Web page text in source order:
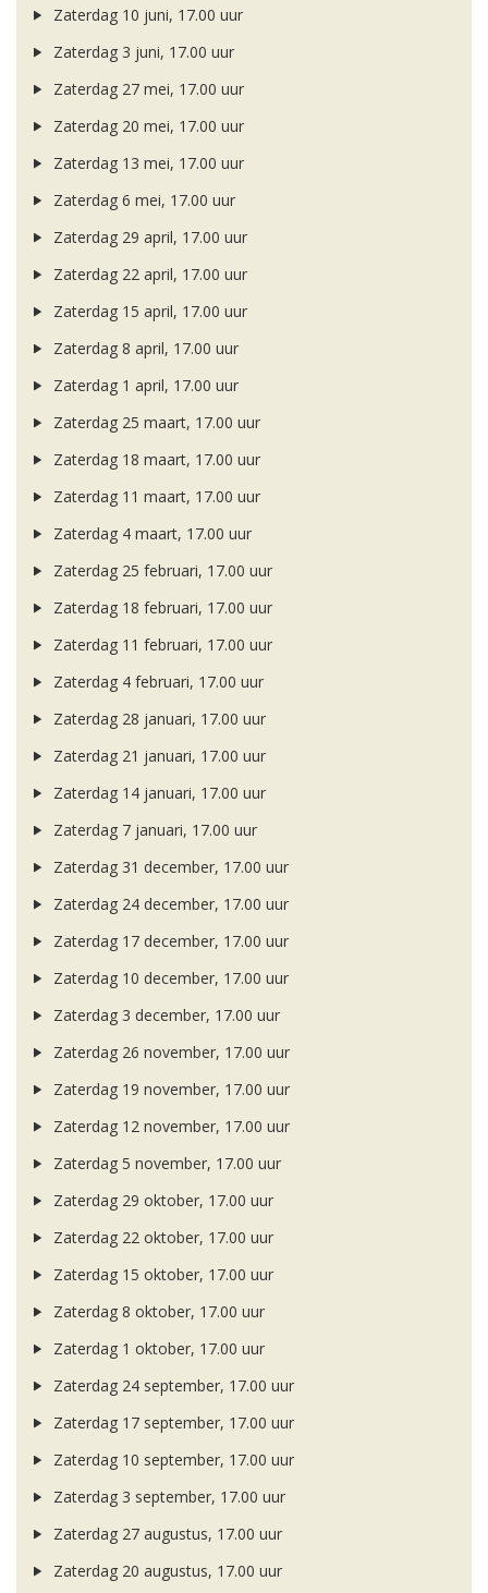
Zaterdag 10 juni, 17.00 uur
Zaterdag 3 juni, 17.00 uur
Zaterdag 27 mei, 17.00 uur
Zaterdag 20 mei, 17.00 uur
Zaterdag 13 mei, 17.00 uur
Zaterdag 6 mei, 17.00 uur
Zaterdag 29 april, 17.00 uur
Zaterdag 22 april, 17.00 uur
Zaterdag 15 april, 17.00 uur
Zaterdag 8 april, 17.00 uur
Zaterdag 1 april, 17.00 uur
Zaterdag 25 maart, 17.00 uur
Zaterdag 18 maart, 17.00 uur
Zaterdag 11 maart, 17.00 uur
Zaterdag 4 maart, 17.00 uur
Zaterdag 25 februari, 17.00 uur
Zaterdag 18 februari, 17.00 uur
Zaterdag 11 februari, 17.00 uur
Zaterdag 4 februari, 17.00 uur
Zaterdag 28 januari, 17.00 uur
Zaterdag 21 januari, 17.00 uur
Zaterdag 14 januari, 17.00 uur
Zaterdag 7 januari, 17.00 uur
Zaterdag 31 december, 17.00 uur
Zaterdag 24 december, 17.00 uur
Zaterdag 17 december, 17.00 uur
Zaterdag 10 december, 17.00 uur
Zaterdag 3 december, 17.00 uur
Zaterdag 26 november, 17.00 uur
Zaterdag 19 november, 17.00 uur
Zaterdag 12 november, 17.00 uur
Zaterdag 5 november, 17.00 uur
Zaterdag 29 oktober, 17.00 uur
Zaterdag 22 oktober, 17.00 uur
Zaterdag 15 oktober, 17.00 uur
Zaterdag 8 oktober, 17.00 uur
Zaterdag 1 oktober, 17.00 uur
Zaterdag 24 september, 17.00 uur
Zaterdag 17 september, 17.00 uur
Zaterdag 10 september, 17.00 uur
Zaterdag 3 september, 17.00 uur
Zaterdag 27 augustus, 17.00 uur
Zaterdag 20 augustus, 17.00 uur